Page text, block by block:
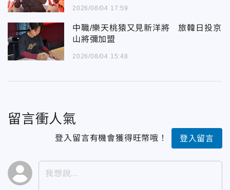
2026/08/04 17:59
中職/樂天桃猿又見新洋將 旅韓日投京
山將彌加盟
2026/08/04 15:48
留言衝人氣
登入留言有機會獲得旺幣哦！ 登入留言